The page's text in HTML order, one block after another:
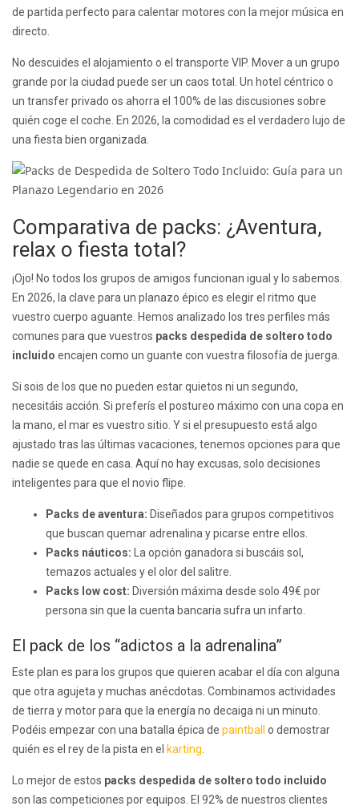
de partida perfecto para calentar motores con la mejor música en
directo.
No descuides el alojamiento o el transporte VIP. Mover a un grupo
grande por la ciudad puede ser un caos total. Un hotel céntrico o
un transfer privado os ahorra el 100% de las discusiones sobre
quién coge el coche. En 2026, la comodidad es el verdadero lujo de
una fiesta bien organizada.
Comparativa de packs: ¿Aventura,
relax o fiesta total?
¡Ojo! No todos los grupos de amigos funcionan igual y lo sabemos.
En 2026, la clave para un planazo épico es elegir el ritmo que
vuestro cuerpo aguante. Hemos analizado los tres perfiles más
comunes para que vuestros packs despedida de soltero todo
incluido encajen como un guante con vuestra filosofía de juerga.
Si sois de los que no pueden estar quietos ni un segundo,
necesitáis acción. Si preferís el postureo máximo con una copa en
la mano, el mar es vuestro sitio. Y si el presupuesto está algo
ajustado tras las últimas vacaciones, tenemos opciones para que
nadie se quede en casa. Aquí no hay excusas, solo decisiones
inteligentes para que el novio flipe.
Packs de aventura: Diseñados para grupos competitivos
que buscan quemar adrenalina y picarse entre ellos.
Packs náuticos: La opción ganadora si buscáis sol,
temazos actuales y el olor del salitre.
Packs low cost: Diversión máxima desde solo 49€ por
persona sin que la cuenta bancaria sufra un infarto.
El pack de los “adictos a la adrenalina”
Este plan es para los grupos que quieren acabar el día con alguna
que otra agujeta y muchas anécdotas. Combinamos actividades
de tierra y motor para que la energía no decaiga ni un minuto.
Podéis empezar con una batalla épica de paintball
o demostrar
quién es el rey de la pista en el karting
Lo mejor de estos packs despedida de soltero todo incluido
son las competiciones por equipos. El 92% de nuestros clientes